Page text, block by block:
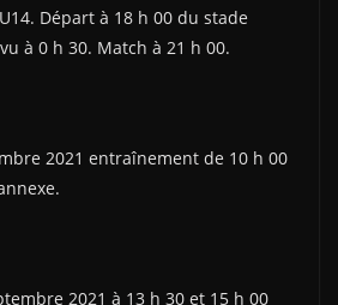
Départ à 18 h 00 du stade
à 0 h 30. Match à 21 h 00.
2021 entraînement de 10 h 00
2021 à 13 h 30 et 15 h 00